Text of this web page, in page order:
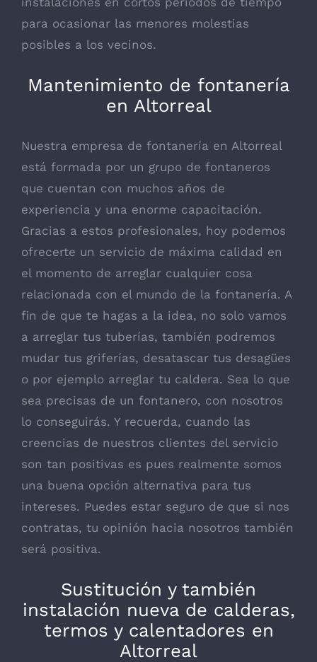
para ocasionar las menores molestias
posibles a los vecinos.
Mantenimiento de fontanería
en Altorreal
Nuestra empresa de fontanería en Altorreal
está formada por un grupo de fontaneros
que cuentan con muchos años de
experiencia y una enorme capacitación.
Gracias a estos profesionales, hoy podemos
ofrecerte un servicio de máxima calidad en
el momento de arreglar cualquier cosa
relacionada con el mundo de la fontanería. A
fin de que te hagas a la idea, no solo vamos
a arreglar tus tuberías, también podremos
mudar tus griferías, desatascar tus desagües
o por ejemplo arreglar tu caldera. Sea lo que
sea precisas de un fontanero, con nosotros
lo conseguirás. Y recuerda, cuando las
creencias de nuestros clientes del servicio
son tan positivas es pues realmente somos
una buena opción alternativa para tus
intereses. Puedes estar seguro de que si nos
contratas, tu opinión hacia nosotros también
será positiva.
Sustitución y también
instalación nueva de calderas,
termos y calentadores en
Altorreal